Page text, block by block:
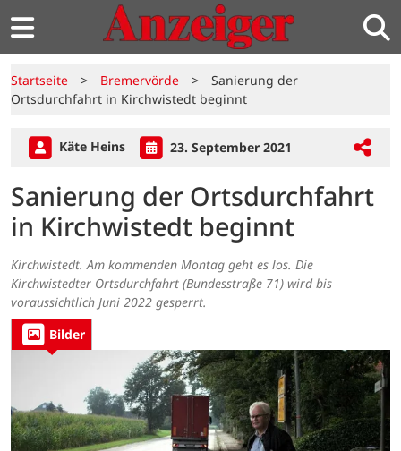
Startseite > Bremervörde >
Sanierung der
Ortsdurchfahrt in Kirchwistedt beginnt
Käte Heins 23. September 2021
Sanierung der Ortsdurchfahrt
in Kirchwistedt beginnt
Kirchwistedt. Am kommenden Montag geht es los. Die
Kirchwistedter Ortsdurchfahrt (Bundesstraße 71) wird bis
voraussichtlich Juni 2022 gesperrt.
Bilder